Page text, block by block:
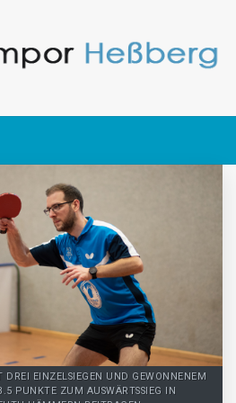
DREI EINZELSIEGEN UND GEWONNENEM
PUNKTE ZUM AUSWÄRTSSIEG IN